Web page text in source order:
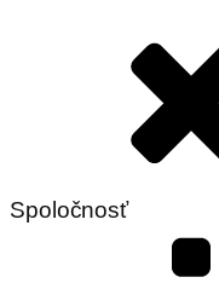
Spoločnosť